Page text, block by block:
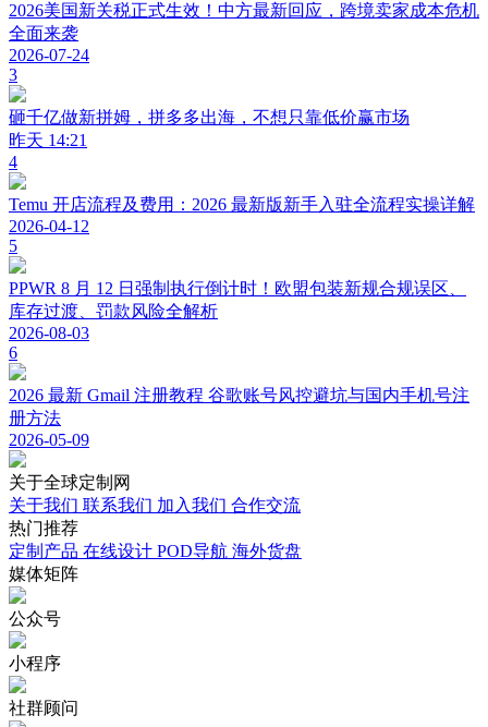
2026美国新关税正式生效！中方最新回应，跨境卖家成本危机
全面来袭
2026-07-24
3
砸千亿做新拼姆，拼多多出海，不想只靠低价赢市场
昨天 14:21
4
Temu 开店流程及费用：2026 最新版新手入驻全流程实操详解
2026-04-12
5
PPWR 8 月 12 日强制执行倒计时！欧盟包装新规合规误区、
库存过渡、罚款风险全解析
2026-08-03
6
2026 最新 Gmail 注册教程 谷歌账号风控避坑与国内手机号注
册方法
2026-05-09
关于全球定制网
关于我们 联系我们 加入我们 合作交流
热门推荐
定制产品 在线设计 POD导航 海外货盘
媒体矩阵
公众号
小程序
社群顾问